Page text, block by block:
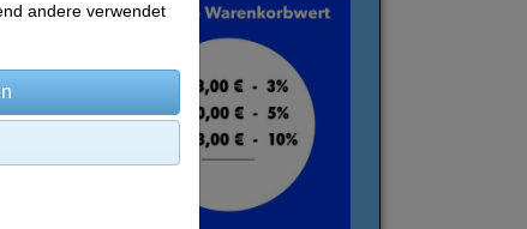
andere verwendet